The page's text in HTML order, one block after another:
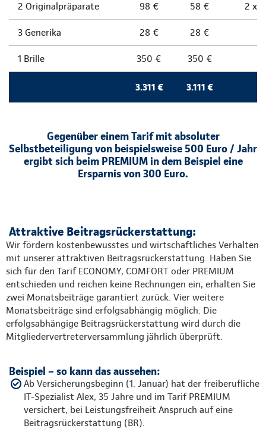
2 Originalpräparate 98 € 58 € 2 x
3 Generika 28 € 28 €
1 Brille 350 € 350 €
3.311 € 3.111 €
Gegenüber einem Tarif mit absoluter
Selbstbeteiligung von beispielsweise 500 Euro / Jahr
ergibt sich beim PREMIUM in dem Beispiel eine
Ersparnis von 300 Euro.
Attraktive Beitragsrückerstattung:
Wir fördern kostenbewusstes und wirtschaftliches Verhalten
mit unserer attraktiven Beitragsrückerstattung. Haben Sie
sich für den Tarif ECONOMY, COMFORT oder PREMIUM
entschieden und reichen keine Rechnungen ein, erhalten Sie
zwei Monatsbeiträge garantiert zurück. Vier weitere
Monatsbeiträge sind erfolgsabhängig möglich. Die
erfolgsabhängige Beitragsrückerstattung wird durch die
Mitgliedervertreterversammlung jährlich überprüft.
Beispiel – so kann das aussehen:
Ab Versicherungsbeginn (1. Januar) hat der freiberufliche
IT-Spezialist Alex, 35 Jahre und im Tarif PREMIUM
versichert, bei Leistungsfreiheit Anspruch auf eine
Beitragsrückerstattung (BR).